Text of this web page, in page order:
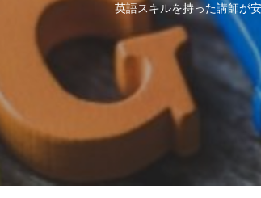
英語スキルを持った講師が